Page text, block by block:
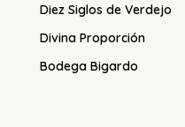
Diez Siglos de Verdejo
Divina Proporción
Bodega Bigardo